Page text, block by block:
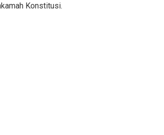
Konstitusi.